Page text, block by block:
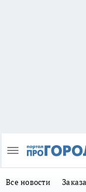
Все новости